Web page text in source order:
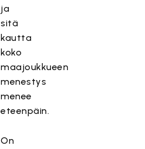
ja
sitä
kautta
koko
maajoukkueen
menestys
menee
eteenpäin.
On